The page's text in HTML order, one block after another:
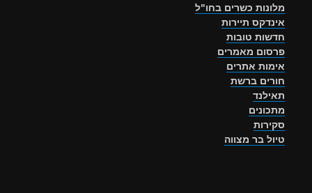
מלונות כשרים בחו"ל
אינדקס תיירות
חדשות טובות
פרסום מאמרים
אימות אתרים
חורים ברשת
תאילנד
מתכונים
סקירות
טיול בר מצווה